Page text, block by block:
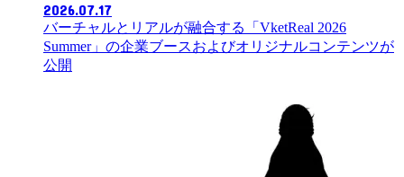
2026.07.17
バーチャルとリアルが融合する「VketReal 2026
Summer」の企業ブースおよびオリジナルコンテンツが
公開